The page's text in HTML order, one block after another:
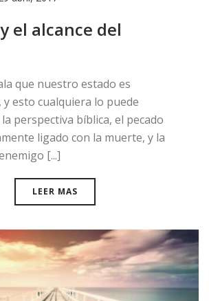
el alcance del
que nuestro estado es
y esto cualquiera lo puede
perspectiva bíblica, el pecado
ligado con la muerte, y la
[...]
LEER MAS